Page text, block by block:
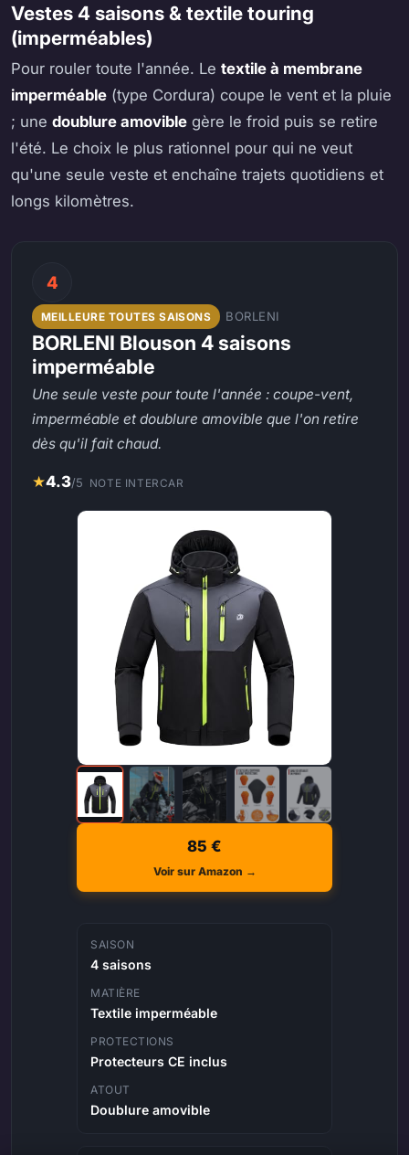
Vestes 4 saisons & textile touring
(imperméables)
Pour rouler toute l'année. Le textile à membrane
imperméable (type Cordura) coupe le vent et la pluie
; une doublure amovible gère le froid puis se retire
l'été. Le choix le plus rationnel pour qui ne veut
qu'une seule veste et enchaîne trajets quotidiens et
longs kilomètres.
4
MEILLEURE TOUTES SAISONS BORLENI
BORLENI Blouson 4 saisons
imperméable
Une seule veste pour toute l'année : coupe-vent,
imperméable et doublure amovible que l'on retire
dès qu'il fait chaud.
★4.3/5 NOTE INTERCAR
85 €
Voir sur Amazon →
SAISON
4 saisons
MATIÈRE
Textile imperméable
PROTECTIONS
Protecteurs CE inclus
ATOUT
Doublure amovible